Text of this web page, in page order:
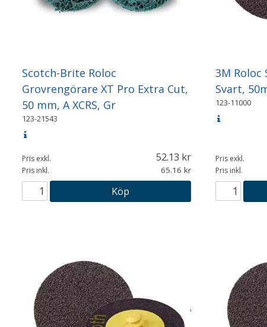
Scotch-Brite Roloc
Grovrengörare XT Pro Extra Cut,
50 mm, A XCRS, Gr
123-21543
Pris exkl. 52.13
Pris inkl. 65.16
Köp
3M Roloc
Svart,
123-11000
Pris exkl.
Pris inkl.